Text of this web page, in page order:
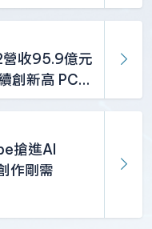
收95.9億元
創新高 PC及
勁挹注
搶進AI
作剛需